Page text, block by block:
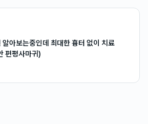
아보는중인데 최대한 흉터 없이 치료
편평사마귀)